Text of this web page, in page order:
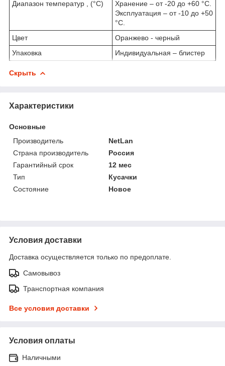
Диапазон температур , (°C)
Хранение – от -20 до +60 °С.
Эксплуатация – от -10 до +50
°С.
Цвет
Оранжево - черный
Упаковка
Индивидуальная – блистер
Скрыть
Характеристики
Основные
Производитель
NetLan
Страна производитель
Россия
Гарантийный срок
12 мес
Тип
Кусачки
Состояние
Новое
Условия доставки
Доставка осуществляется только по предоплате.
Самовывоз
Транспортная компания
Все условия доставки
Условия оплаты
Наличными